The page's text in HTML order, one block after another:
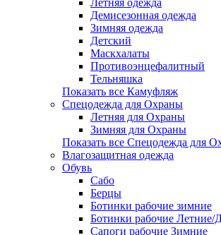
Летняя одежда
Демисезонная одежда
Зимняя одежда
Детский
Маскхалаты
Противоэнцефалитный
Тельняшка
Показать все Камуфляж
Спецодежда для Охраны
Летняя для Охраны
Зимняя для Охраны
Показать все Спецодежда для
Влагозащитная одежда
Обувь
Сабо
Берцы
Ботинки рабочие зимние
Ботинки рабочие Летние/
Сапоги рабочие Зимние